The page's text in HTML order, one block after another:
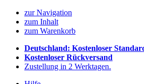
zur Navigation
zum Inhalt
zum Warenkorb
Deutschland: Kostenloser
Kostenloser Rückversand
Zustellung in 2 Werktagen.